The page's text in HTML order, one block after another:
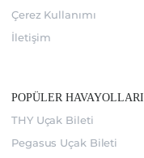
Çerez Kullanımı
İletişim
POPÜLER HAVAYOLLARI
THY Uçak Bileti
Pegasus Uçak Bileti